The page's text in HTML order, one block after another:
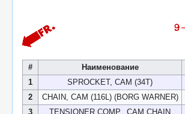
#
Наименование
1
SPROCKET, CAM (34T)
2
CHAIN, CAM (116L) (BORG WARNER)